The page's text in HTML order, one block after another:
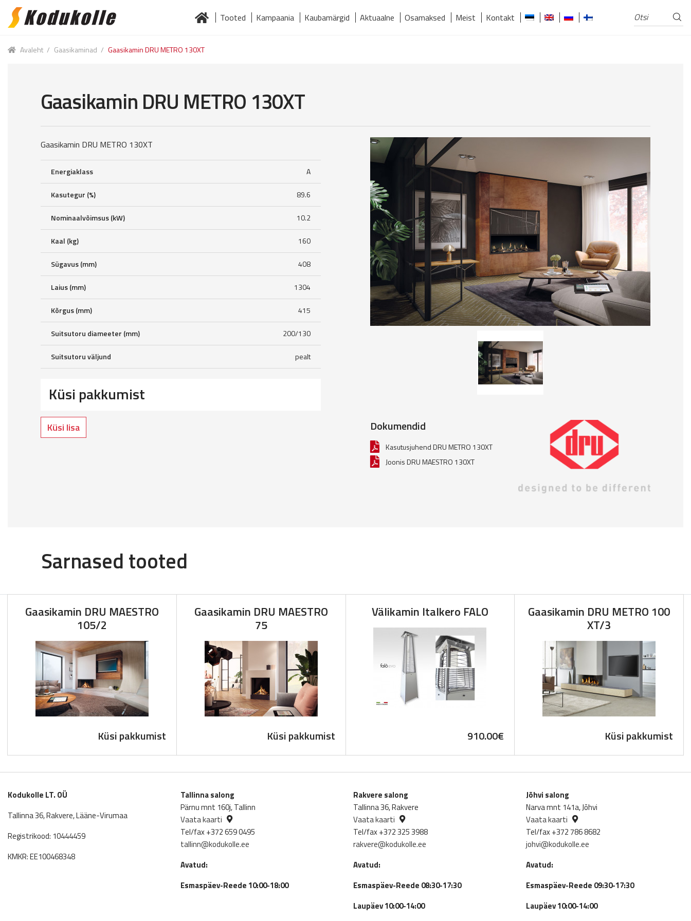
Skip
navigation
Skip
content
Tooted Kampaania Kaubamärgid Aktuaalne Osamaksed Meist Kontakt Otsi:
Avaleht / Gaasikaminad / Gaasikamin DRU METRO 130XT
Gaasikamin DRU METRO 130XT
Gaasikamin DRU METRO 130XT
Energiaklass A
Kasutegur (%) 89.6
Nominaalvõimsus (kW) 10.2
Kaal (kg) 160
Sügavus (mm) 408
Laius (mm) 1304
Kõrgus (mm) 415
Suitsutoru diameeter (mm) 200/130
Suitsutoru väljund pealt
Küsi pakkumist
Küsi lisa Dokumendid
Kasutusjuhend DRU METRO 130XT
Joonis DRU MAESTRO 130XT
Sarnased tooted
Gaasikamin DRU MAESTRO
105/2
Küsi pakkumist
Gaasikamin DRU MAESTRO
75
Küsi pakkumist
Välikamin Italkero FALO
910.00€
Gaasikamin DRU METRO 100
XT/3
Küsi pakkumist
Kodukolle LT. OÜ
Tallinna 36, Rakvere, Lääne-Virumaa
Registrikood: 10444459
KMKR: EE100468348
Tallinna salong
Pärnu mnt 160j, Tallinn
Vaata kaarti
Tel/fax +372 659 0495
tallinn@kodukolle.ee
Avatud:
Esmaspäev-Reede 10:00-18:00
Rakvere salong
Tallinna 36, Rakvere
Vaata kaarti
Tel/fax +372 325 3988
rakvere@kodukolle.ee
Avatud:
Esmaspäev-Reede 08:30-17:30
Laupäev 10:00-14:00
Jõhvi salong
Narva mnt 141a, Jõhvi
Vaata kaarti
Tel/fax +372 786 8682
johvi@kodukolle.ee
Avatud:
Esmaspäev-Reede 09:30-17:30
Laupäev 10:00-14:00